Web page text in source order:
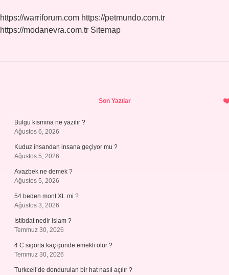
https://warriforum.com https://petmundo.com.tr
https://modanevra.com.tr Sitemap
Son Yazılar
Bulgu kısmına ne yazılır ?
Ağustos 6, 2026
Kuduz insandan insana geçiyor mu ?
Ağustos 5, 2026
Avazbek ne demek ?
Ağustos 5, 2026
54 beden mont XL mi ?
Ağustos 3, 2026
Istibdat nedir islam ?
Temmuz 30, 2026
4 C sigorta kaç günde emekli olur ?
Temmuz 30, 2026
Turkcell’de dondurulan bir hat nasıl açılır ?